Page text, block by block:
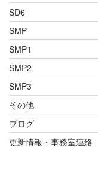
SD6
SMP
SMP1
SMP2
SMP3
その他
ブログ
更新情報・事務室連絡